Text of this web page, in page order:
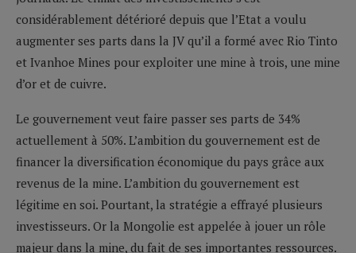
considérablement détérioré depuis que l’Etat a voulu
augmenter ses parts dans la JV qu’il a formé avec Rio Tinto
et Ivanhoe Mines pour exploiter une mine à trois, une mine
d’or et de cuivre.
Le gouvernement veut faire passer ses parts de 34%
actuellement à 50%. L’ambition du gouvernement est de
financer la diversification économique du pays grâce aux
revenus de la mine. L’ambition du gouvernement est
légitime en soi. Pourtant, la stratégie a effrayé plusieurs
investisseurs. Or la Mongolie est appelée à jouer un rôle
majeur dans la mine, du fait de ses importantes ressources.